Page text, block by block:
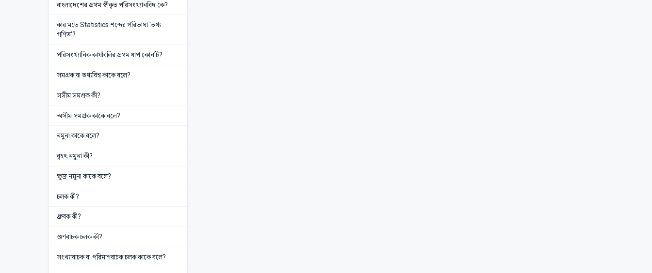
বাংলাদেশের প্রথম স্বীকৃত পরিসংখ্যানবিদ কে?
কার মতে Statistics শব্দের পরিভাষা 'তথ্য
গণিত'?
পরিসংখ্যানিক কার্যাবলির প্রথম ধাপ কোনটি?
সমগ্রক বা তথ্যবিশ্ব কাকে বলে?
সসীম সমগ্রক কী?
অসীম সমগ্রক কাকে বলে?
নমুনা কাকে বলে?
বৃহৎ নমুনা কী?
ক্ষুদ্র নমুনা কাকে বলে?
চলক কী?
ধ্রুবক কী?
গুণবাচক চলক কী?
সংখ্যাবাচক বা পরিমাণবাচক চলক কাকে বলে?